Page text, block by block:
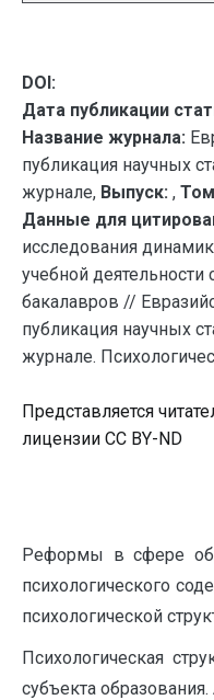
DOI:
Дата публикации
Название журнала:
публикация научных
журнале, Выпуск: ,
Данные для
исследования
учебной деятельности
бакалавров //
публикация научных
журнале.
Представляется
лицензии CC BY-ND
Реформы в сфере
психологического
психологической
Психологическая
субъекта